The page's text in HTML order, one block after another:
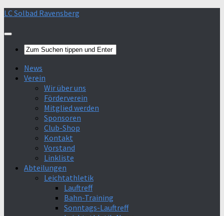
Skip
content
LC Solbad Ravensberg
News
Verein
Wir über uns
Förderverein
Mitglied werden
Sponsoren
Club-Shop
Kontakt
Vorstand
Linkliste
Abteilungen
Leichtathletik
Lauftreff
Bahn-Training
Sonntags-Lauftreff
>Mehr Infos<